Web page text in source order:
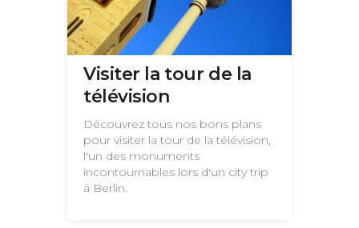
Visiter la tour de la
télévision
Découvrez tous nos bons plans
pour visiter la tour de la télévision,
l'un des monuments
incontournables lors d'un city trip
à Berlin.